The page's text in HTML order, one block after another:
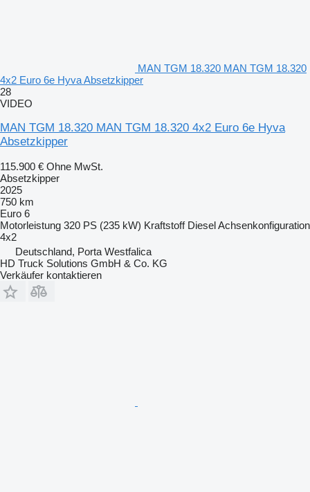
MAN TGM 18.320 MAN TGM 18.320
4x2 Euro 6e Hyva Absetzkipper
28
VIDEO
MAN TGM 18.320 MAN TGM 18.320 4x2 Euro 6e Hyva
Absetzkipper
115.900 € Ohne MwSt.
Absetzkipper
2025
750 km
Euro 6
Motorleistung 320 PS (235 kW) Kraftstoff DieselAchsenkonfiguration
4x2
Deutschland, Porta Westfalica
HD Truck Solutions GmbH & Co. KG
Verkäufer kontaktieren